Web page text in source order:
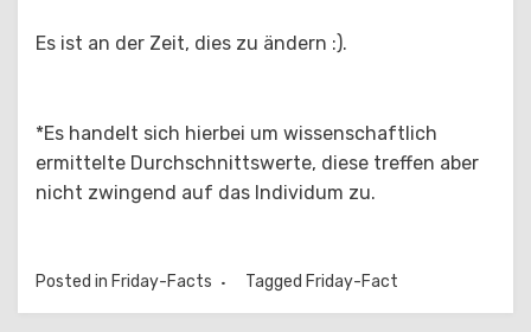
Es ist an der Zeit, dies zu ändern :).
*Es handelt sich hierbei um wissenschaftlich
ermittelte Durchschnittswerte, diese treffen aber
nicht zwingend auf das Individum zu.
Posted in Friday-Facts Tagged Friday-Fact